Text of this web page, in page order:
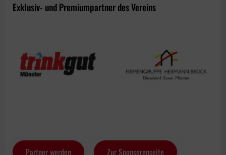
Exklusiv- und Premiumpartner des Vereins
Partner werden Zur Sponsorenseite